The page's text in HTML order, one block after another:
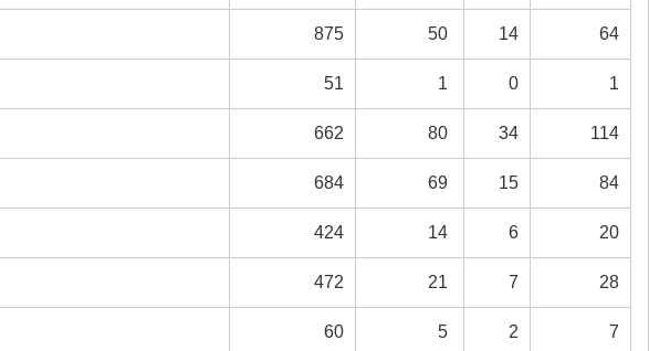
875 50 14 64
51 1 0 1
662 80 34 114
684 69 15 84
424 14 6 20
472 21 7 28
60 5 2 7